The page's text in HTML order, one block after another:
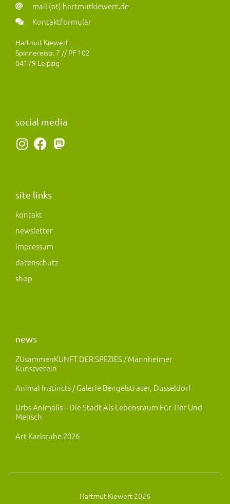
mail (at) hartmutkiewert.de
Kontaktformular
Hartmut Kiewert
Spinnereistr. 7 // PF 102
04179 Leipzig
social media
I
a
r
a
m
F
b
o
k
M
site links
kontakt
newsletter
impressum
datenschutz
shop
news
ZUsammenKUNFT DER SPEZIES / Mannheimer
Kunstverein
Animal Instincts / Galerie Bengelsträter, Düsseldorf
Urbs Animalis – Die Stadt Als Lebensraum Für Tier Und
Mensch
Art Karlsruhe 2026
Hartmut Kiewert 2026